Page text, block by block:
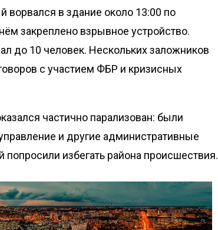
в здание около 13:00 по
закреплено взрывное устройство.
до 10 человек. Нескольких заложников
с участием ФБР и кризисных
частично парализован: были
и другие административные
избегать района происшествия.